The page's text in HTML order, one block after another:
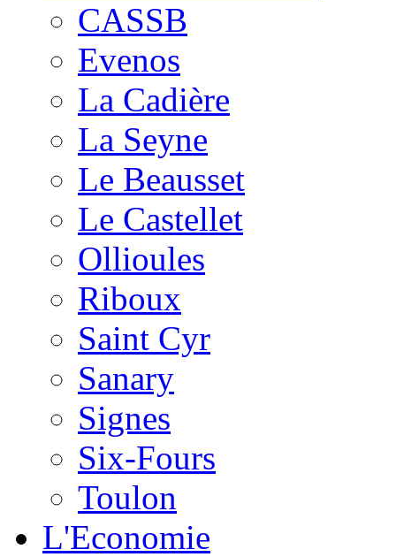
CASSB
Evenos
La Cadière
La Seyne
Le Beausset
Le Castellet
Ollioules
Riboux
Saint Cyr
Sanary
Signes
Six-Fours
Toulon
L'Economie